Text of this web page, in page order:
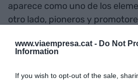
www.viaempresa.cat - Do Not
Information
If you wish to opt-out of the sale,
aparece como uno de los
otro lado, pioneros y
RamonedaoMartín Pérez